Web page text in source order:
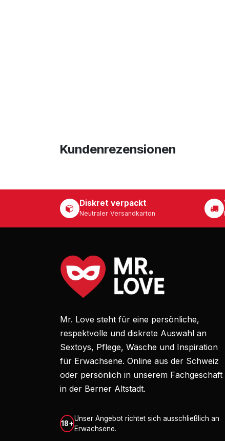
Kundenrezensionen
Diskret verpackt
Neutraler Versandkarton
Mr. Love steht für eine persönliche,
respektvolle und diskrete Auswahl an
Sextoys, Pflege, Wäsche und Inspiration
für Erwachsene. Online aus der Schweiz
oder persönlich in unserem Fachgeschäft
in der Berner Altstadt.
18+
Unser Angebot richtet sich ausschließlich an
Erwachsene.